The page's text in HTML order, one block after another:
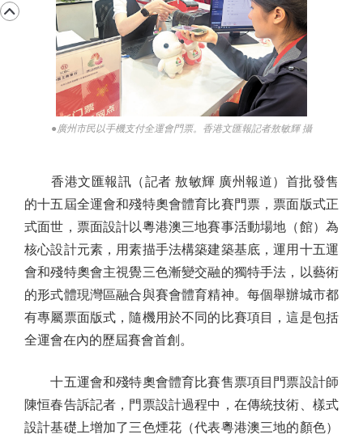
●廣州市民以手機支付全運會門票。香港文匯報記者敖敏輝 攝
香港文匯報訊（記者 敖敏輝 廣州報道）首批發售
的十五屆全運會和殘特奧會體育比賽門票，票面版式正
式面世，票面設計以粵港澳三地賽事活動場地（館）為
核心設計元素，用素描手法構築建築基底，運用十五運
會和殘特奧會主視覺三色漸變交融的獨特手法，以藝術
的形式體現灣區融合與賽會體育精神。每個舉辦城市都
有專屬票面版式，隨機用於不同的比賽項目，這是包括
全運會在內的歷屆賽會首創。
十五運會和殘特奧會體育比賽售票項目門票設計師
陳恒春告訴記者，門票設計過程中，在傳統技術、樣式
設計基礎上增加了三色煙花（代表粵港澳三地的顏色）